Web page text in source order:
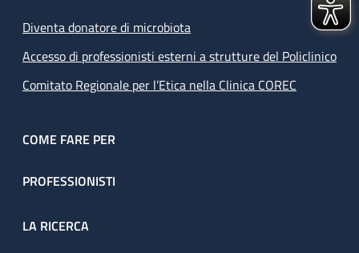
Diventa donatore di microbiota
Accesso di professionisti esterni a strutture del Policlinico
Comitato Regionale per l’Etica nella Clinica COREC
COME FARE PER
PROFESSIONISTI
LA RICERCA